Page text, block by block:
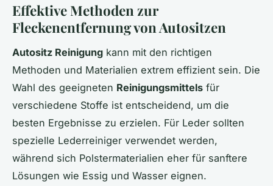
Effektive Methoden zur
Fleckenentfernung von Autositzen
Autositz Reinigung kann mit den richtigen
Methoden und Materialien extrem effizient sein. Die
Wahl des geeigneten Reinigungsmittels für
verschiedene Stoffe ist entscheidend, um die
besten Ergebnisse zu erzielen. Für Leder sollten
spezielle Lederreiniger verwendet werden,
während sich Polstermaterialien eher für sanftere
Lösungen wie Essig und Wasser eignen.